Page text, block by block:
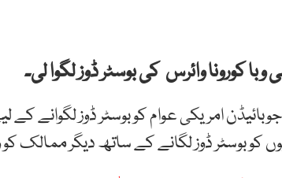
کورونا وائرس کی بوسٹر ڈوز لگوا لی۔
امریکی عوام کو بوسٹر ڈوز لگوانے کے
کو بوسٹر ڈوز لگانے کے ساتھ دیگر